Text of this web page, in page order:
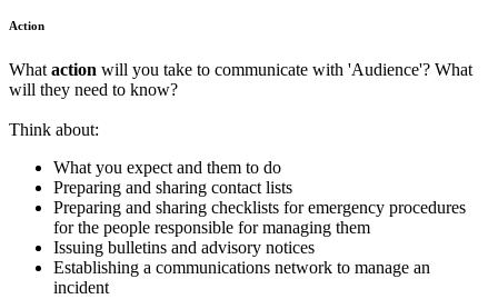
Action
What action will you take to communicate with 'Audience'? What
will they need to know?
Think about:
What you expect and them to do
Preparing and sharing contact lists
Preparing and sharing checklists for emergency procedures
for the people responsible for managing them
Issuing bulletins and advisory notices
Establishing a communications network to manage an
incident